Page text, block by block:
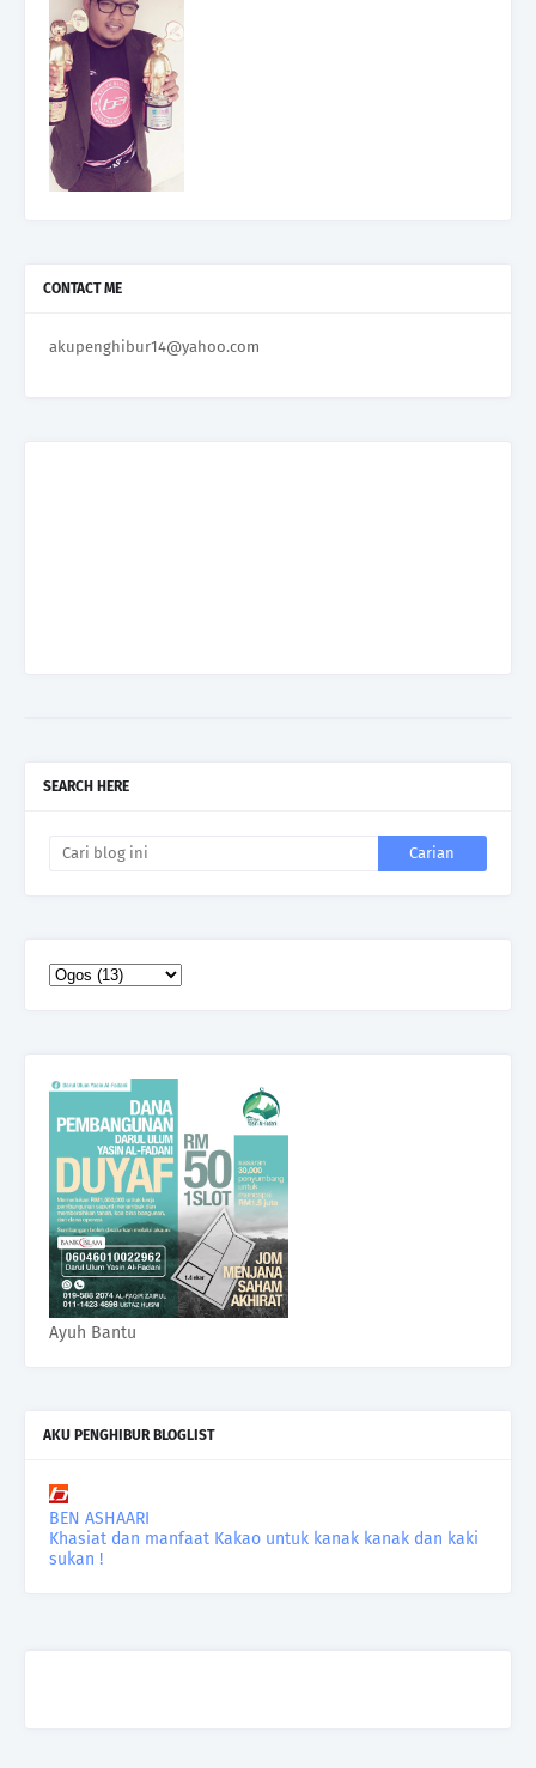
CONTACT ME
akupenghibur14@yahoo.com
SEARCH HERE
Ayuh Bantu
AKU PENGHIBUR BLOGLIST
BEN ASHAARI
Khasiat dan manfaat Kakao untuk kanak kanak dan kaki
sukan !